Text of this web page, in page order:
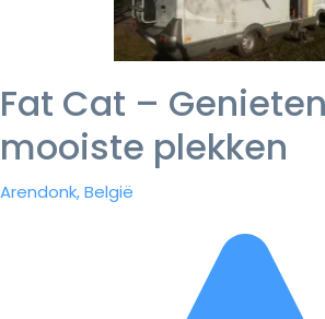
Fat Cat –
mooiste plekken
Arendonk, België